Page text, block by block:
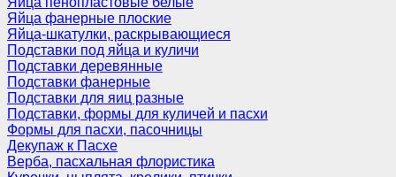
Яйца фанерные плоские
Яйца-шкатулки, раскрывающиеся
Подставки под яйца и куличи
Подставки деревянные
Подставки фанерные
Подставки для яиц разные
Подставки, формы для куличей и пасхи
Формы для пасхи, пасочницы
Декупаж к Пасхе
Верба, пасхальная флористика